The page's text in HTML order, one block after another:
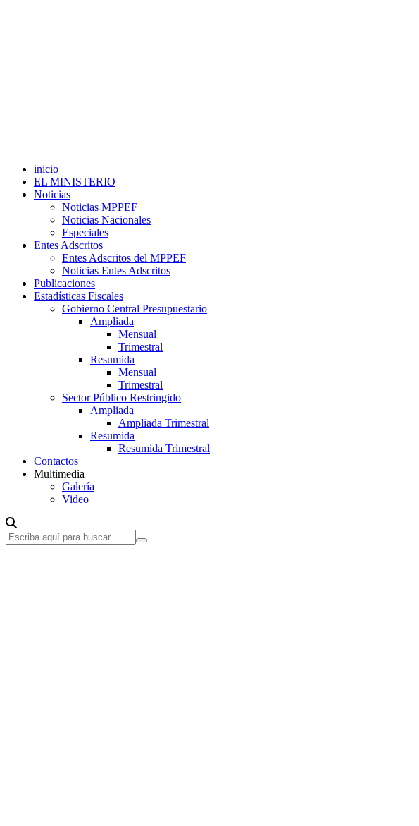
inicio
EL MINISTERIO
Noticias
Noticias MPPEF
Noticias Nacionales
Especiales
Entes Adscritos
Entes Adscritos del MPPEF
Noticias Entes Adscritos
Publicaciones
Estadísticas Fiscales
Gobierno Central Presupuestario
Ampliada
Mensual
Trimestral
Resumida
Mensual
Trimestral
Sector Público Restringido
Ampliada
Ampliada Trimestral
Resumida
Resumida Trimestral
Contactos
Multimedia
Galería
Video